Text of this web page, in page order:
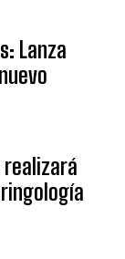
Lanza